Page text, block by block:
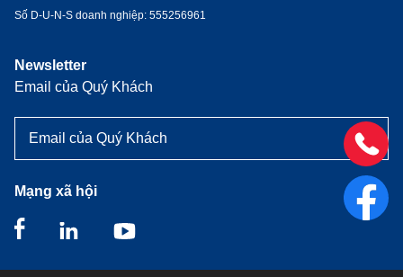
Số D-U-N-S doanh nghiệp: 555256961
Newsletter
Email của Quý Khách
Mạng xã hội